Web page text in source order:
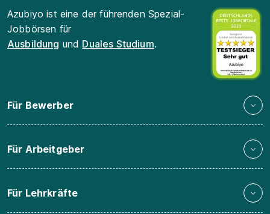
Azubiyo ist eine der führenden Spezial-
Jobbörsen für
Ausbildung und Duales Studium.
Für Bewerber
Für Arbeitgeber
Für Lehrkräfte